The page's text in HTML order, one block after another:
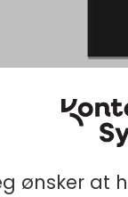
ønsker at
BNT
/ Stk